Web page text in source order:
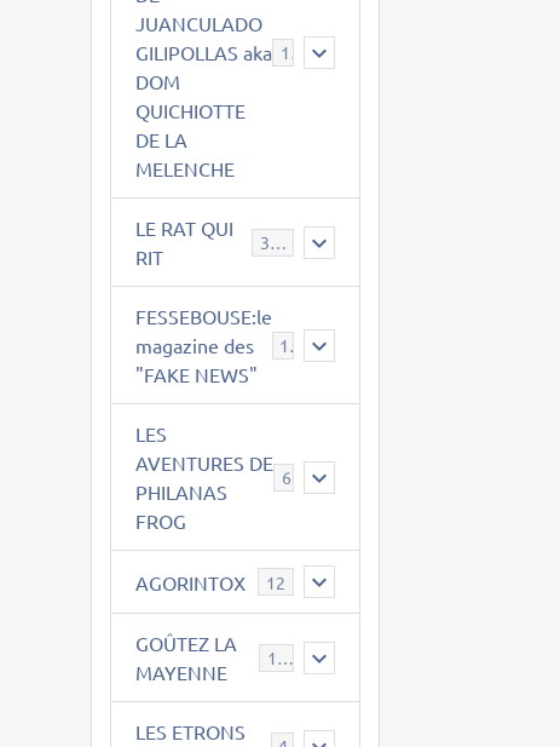
JUANCULADO
GILIPOLLAS aka
DOM
QUICHIOTTE
DE LA
MELENCHE
119
LE RAT QUI
RIT
395
FESSEBOUSE:le
magazine des
"FAKE NEWS"
19
LES
AVENTURES DE
PHILANAS
FROG
AGORINTOX 12
GOÛTEZ LA
MAYENNE
189
LES ETRONS